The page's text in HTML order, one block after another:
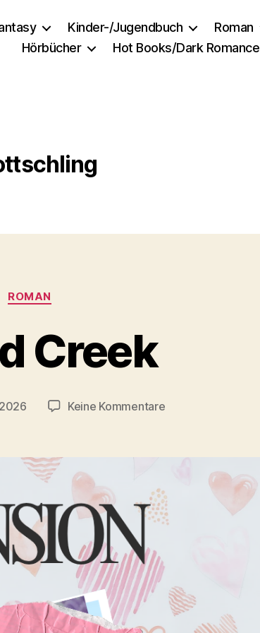
Kinder-/Jugendbuch Roman
Hörbücher
Hot Books/Dark Romance
ROMAN
Creek
Keine Kommentarezu